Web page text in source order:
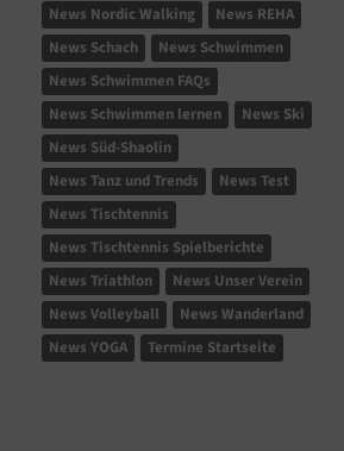
News Nordic Walking
News REHA
News Schach
News Schwimmen
News Schwimmen FAQs
News Schwimmen lernen
News Ski
News Süd-Shaolin
News Tanz und Trends
News Test
News Tischtennis
News Tischtennis Spielberichte
News Triathlon
News Unser Verein
News Volleyball
News Wanderland
News YOGA
Termine Startseite